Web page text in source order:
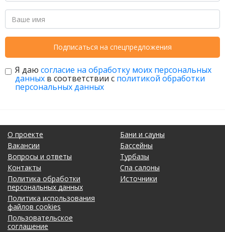
Подписаться на спецпредложения
Я даю согласие на обработку моих персональных
данных в соответствии с политикой обработки
персональных данных
О проекте
Вакансии
Вопросы и ответы
Контакты
Политика обработки
персональных данных
Политика использования
файлов cookies
Пользовательское
соглашение
Бани и сауны
Бассейны
Турбазы
Спа салоны
Источники